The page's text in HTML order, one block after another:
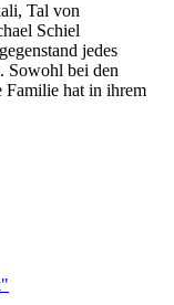
Tal von
Schiel
jedes
Sowohl bei den
Familie hat in ihrem